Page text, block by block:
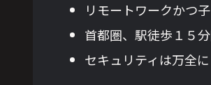
リモートワークかつ
首都圏、駅徒歩１５
セキュリティは万全に